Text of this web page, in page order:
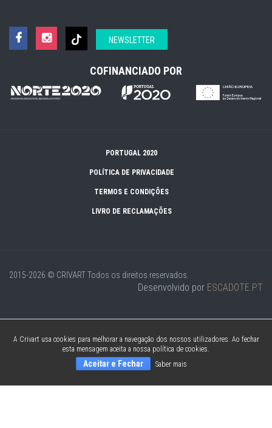
NEWSLETTER
COFINANCIADO POR
PORTUGAL 2020
POLÍTICA DE PRIVACIDADE
TERMOS E CONDIÇÕES
LIVRO DE RECLAMAÇÕES
2015-2026 © CRIVARTTodos os direitos reservados.
Desenvolvido por ESCADOTE.PT
A Crivart usa cookies para melhorar a navegação dos nossos utilizadores. Ao fechar
esta mensagem aceita a nossa política de cookies.
Aceitar e Fechar Saber mais